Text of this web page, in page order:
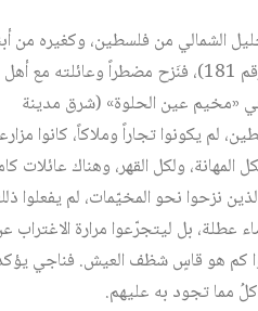
وطبريا في الجليل الشمالي من فلسطين، وكغيره من
جيله، شـُرِّدَ، وطـُردَ، وهـُجـِّرَ، وأبُـعِـدَ عام 1948، إبَّان صدور قرار التقسيم الأممي الظالم (القرار الرقم 181)، فنَزح مضطراً وعائلته مع أهل
«مخيم عين الحلوة» (شرق مدينة
لم يكونوا تجاراً وملاكاً، كانوا
ولكل القهر، وهناك عائلات
نزحوا نحو المخيّمات، لم يفعلوا
بل ليتجرّعوا مرارة الاغتراب
كم هو قاسٍ شظف العيش. فناجي
مما تجود به عليهم.